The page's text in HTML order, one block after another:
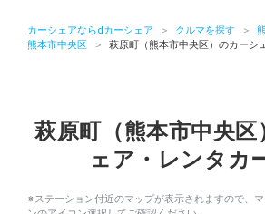
カーシェアならdカーシェア クルマを探す
熊本市中央区
萩原町（熊本市中央区）のカーシ
萩原町（熊本市中央区
ェア・レンタカ
※ステーション付近のマップが表示されますので、
特集
アプリの使い方